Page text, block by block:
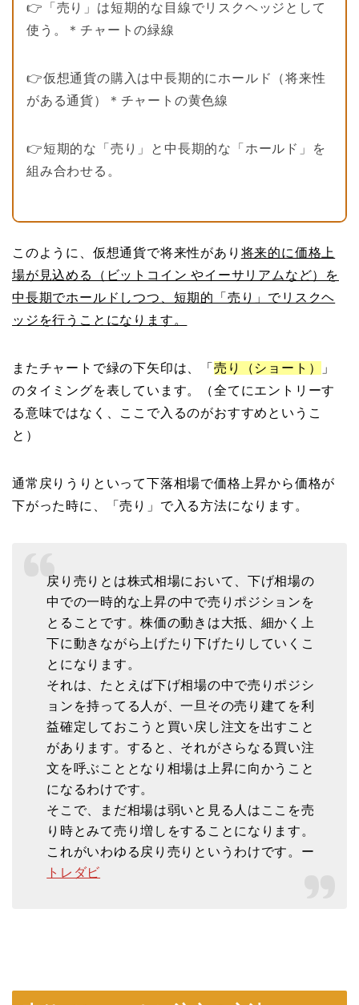
👉「売り」は短期的な目線でリスクヘッジとして
使う。＊チャートの緑線
👉仮想通貨の購入は中長期的にホールド（将来性
がある通貨）＊チャートの黄色線
👉短期的な「売り」と中長期的な「ホールド」を
組み合わせる。
このように、仮想通貨で将来性があり 将来的に価格上
場が見込める（ビットコイン やイーサリアムなど）を
中長期でホールドしつつ、短期的「売り」でリスクヘ
ッジを行うことになります。
またチャートで緑の下矢印は、「 売り（ショート）
」
のタイミングを表しています。（全てにエントリーす
る意味ではなく、ここで入るのがおすすめというこ
と）
通常戻りうりといって下落相場で価格上昇から価格が
下がった時に、「売り」で入る方法になります。
戻り売りとは株式相場において、下げ相場の
中での一時的な上昇の中で売りポジションを
とることです。株価の動きは大抵、細かく上
下に動きながら上げたり下げたりしていくこ
とになります。
それは、たとえば下げ相場の中で売りポジシ
ョンを持ってる人が、一旦その売り建てを利
益確定しておこうと買い戻し注文を出すこと
があります。すると、それがさらなる買い注
文を呼ぶこととなり相場は上昇に向かうこと
になるわけです。
そこで、まだ相場は弱いと見る人はここを売
り時とみて売り増しをすることになります。
これがいわゆる戻り売りというわけです。ー
トレダビ